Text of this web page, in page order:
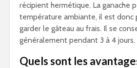
récipient hermétique. La ganache
température ambiante, il est donc
garder le gâteau au frais. Il se
généralement pendant 3 à 4 jours.
Quels sont les